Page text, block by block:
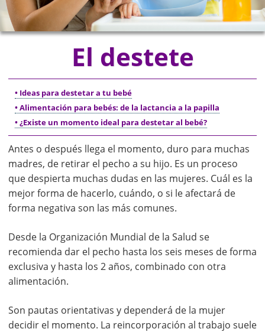
El destete
• Ideas para destetar a tu bebé
• Alimentación para bebés: de la lactancia a la papilla
• ¿Existe un momento ideal para destetar al bebé?
Antes o después llega el momento, duro para muchas
madres, de retirar el pecho a su hijo. Es un proceso
que despierta muchas dudas en las mujeres. Cuál es la
mejor forma de hacerlo, cuándo, o si le afectará de
forma negativa son las más comunes.
Desde la Organización Mundial de la Salud se
recomienda dar el pecho hasta los seis meses de forma
exclusiva y hasta los 2 años, combinado con otra
alimentación.
Son pautas orientativas y dependerá de la mujer
decidir el momento. La reincorporación al trabajo suele